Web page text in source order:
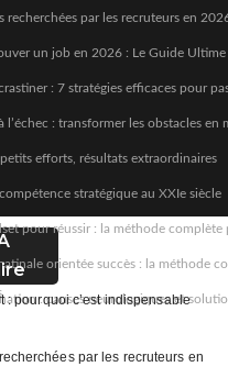
recherchées par les recruteurs en
un job en 2026 : Le Guide Ultime
: 7 stratégies efficaces pour
à l’échec : transformer les obstacles
petits efforts, résultats extraordinaires
compétence stratégique au XXIe siècle
: causes neurologiques et
lire
: pourquoi c’est indispensable
par les recruteurs en